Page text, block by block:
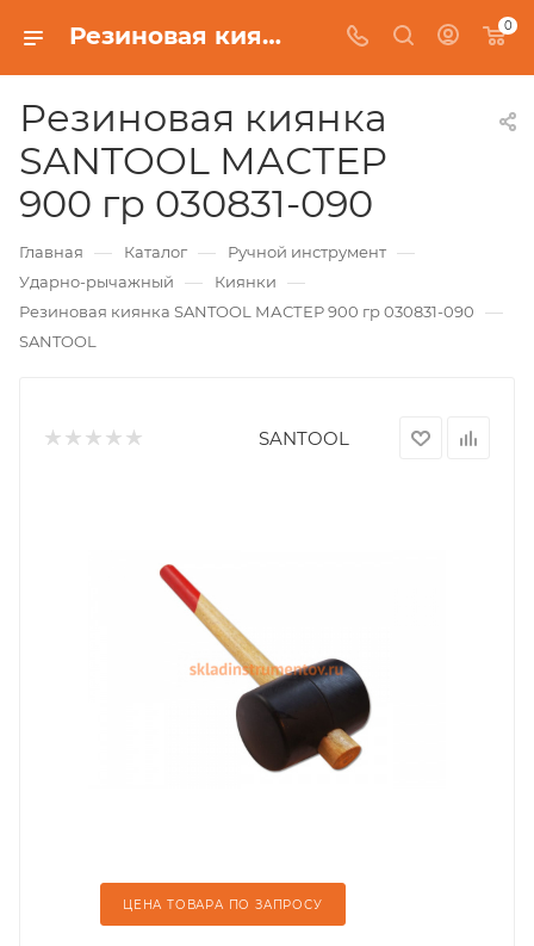
Резиновая киянка SANTOOL МАСТЕР 900 гр 030831-090 0
Резиновая киянка
SANTOOL МАСТЕР
900 гр 030831-090
Главная — Каталог — Ручной инструмент —
Ударно-рычажный — Киянки —
Резиновая киянка SANTOOL МАСТЕР 900 гр 030831-090 —
SANTOOL
SANTOOL
ЦЕНА ТОВАРА ПО ЗАПРОСУ